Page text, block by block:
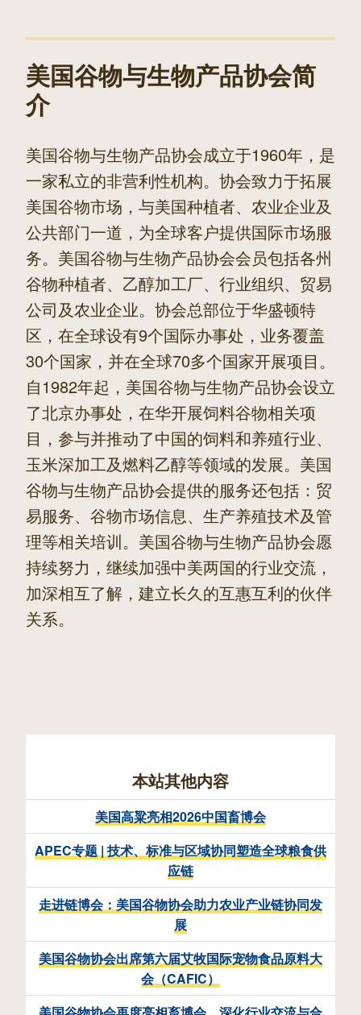
章
美国谷物与生物产品协会简
介
美国谷物与生物产品协会成立于1960年，是
一家私立的非营利性机构。协会致力于拓展
美国谷物市场，与美国种植者、农业企业及
公共部门一道，为全球客户提供国际市场服
务。美国谷物与生物产品协会会员包括各州
谷物种植者、乙醇加工厂、行业组织、贸易
公司及农业企业。协会总部位于华盛顿特
区，在全球设有9个国际办事处，业务覆盖
30个国家，并在全球70多个国家开展项目。
自1982年起，美国谷物与生物产品协会设立
了北京办事处，在华开展饲料谷物相关项
目，参与并推动了中国的饲料和养殖行业、
玉米深加工及燃料乙醇等领域的发展。美国
谷物与生物产品协会提供的服务还包括：贸
易服务、谷物市场信息、生产养殖技术及管
理等相关培训。美国谷物与生物产品协会愿
持续努力，继续加强中美两国的行业交流，
加深相互了解，建立长久的互惠互利的伙伴
关系。
本站其他内容
美国高粱亮相2026中国畜博会
APEC专题 | 技术、标准与区域协同塑造全球粮食供
应链
走进链博会：美国谷物协会助力农业产业链协同发
展
美国谷物协会出席第六届艾牧国际宠物食品原料大
会（CAFIC）